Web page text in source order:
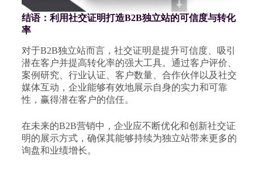
结语：利用社交证明打造B2B独立站的可信度与转化
率
对于B2B独立站而言，社交证明是提升可信度、吸引
潜在客户并提高转化率的强大工具。通过客户评价、
案例研究、行业认证、客户数量、合作伙伴以及社交
媒体互动，企业能够有效地展示自身的实力和可靠
性，赢得潜在客户的信任。
在未来的B2B营销中，企业应不断优化和创新社交证
明的展示方式，确保其能够持续为独立站带来更多的
询盘和业绩增长。